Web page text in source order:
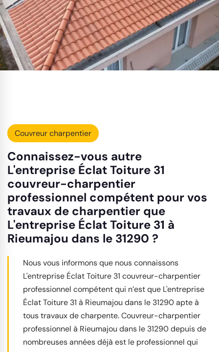
Couvreur charpentier
Connaissez-vous autre
L'entreprise Éclat Toiture 31
couvreur-charpentier
professionnel compétent pour vos
travaux de charpentier que
L'entreprise Éclat Toiture 31 à
Rieumajou dans le 31290 ?
Nous vous informons que nous connaissons
L'entreprise Éclat Toiture 31 couvreur-charpentier
professionnel compétent qui n’est que L'entreprise
Éclat Toiture 31 à Rieumajou dans le 31290 apte à
tous travaux de charpente. Couvreur-charpentier
professionnel à Rieumajou dans le 31290 depuis de
nombreuses années déjà est le professionnel qui